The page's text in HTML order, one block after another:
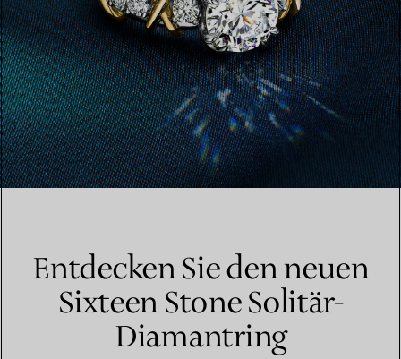
Entdecken Sie den neuen
Sixteen Stone Solitär-
Diamantring